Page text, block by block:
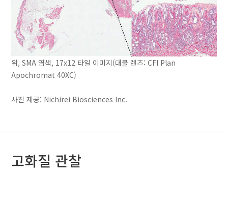
위, SMA 염색, 17x12 타일 이미지(대물 렌즈: CFI Plan
Apochromat 40XC)
사진 제공: Nichirei Biosciences Inc.
고화질 관찰